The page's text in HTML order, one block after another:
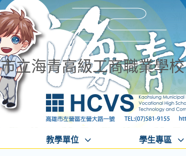
立海青高級工商職業學校
教學單位 學生專區